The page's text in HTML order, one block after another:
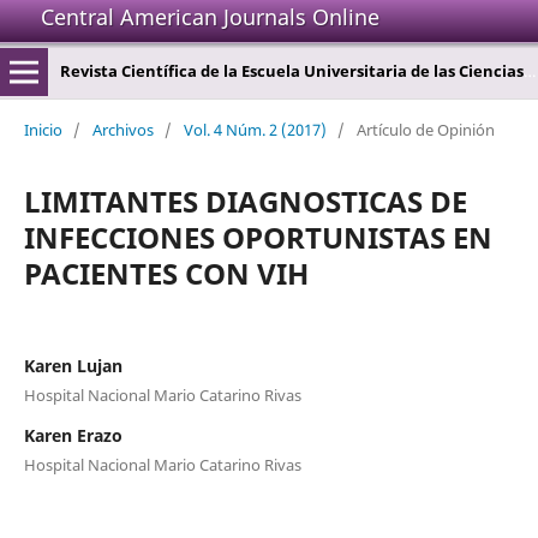
Central American Journals Online
Revista Científica de la Escuela Universitaria de las Ciencias de la Salud
Inicio / Archivos / Vol. 4 Núm. 2 (2017) / Artículo de Opinión
LIMITANTES DIAGNOSTICAS DE
INFECCIONES OPORTUNISTAS EN
PACIENTES CON VIH
Karen Lujan
Hospital Nacional Mario Catarino Rivas
Karen Erazo
Hospital Nacional Mario Catarino Rivas